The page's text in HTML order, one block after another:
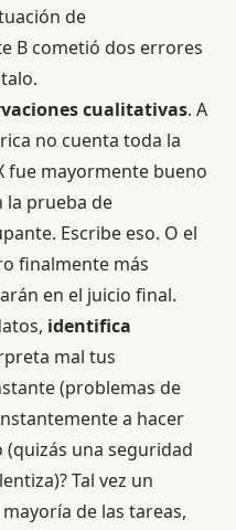
de
B cometió dos errores
cualitativas. A
no cuenta toda la
fue mayormente bueno
la prueba de
Escribe eso. O el
finalmente más
en el juicio final.
identifica
mal tus
(problemas de
a hacer
una seguridad
Tal vez un
de las tareas,